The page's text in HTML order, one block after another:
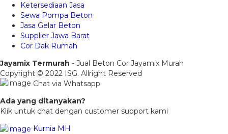
Ketersediaan Jasa
Sewa Pompa Beton
Jasa Gelar Beton
Supplier Jawa Barat
Cor Dak Rumah
Jayamix Termurah - Jual Beton Cor Jayamix Murah
Copyright © 2022 ISG. Allright Reserved
Chat via Whatsapp
Ada yang ditanyakan?
Klik untuk chat dengan customer support kami
Kurnia MH